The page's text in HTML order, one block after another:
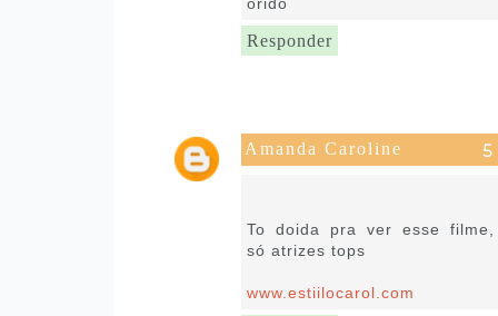
Responder
Amanda Caroline
To doida pra ver esse filme,
só atrizes tops
www.estiilocarol.com